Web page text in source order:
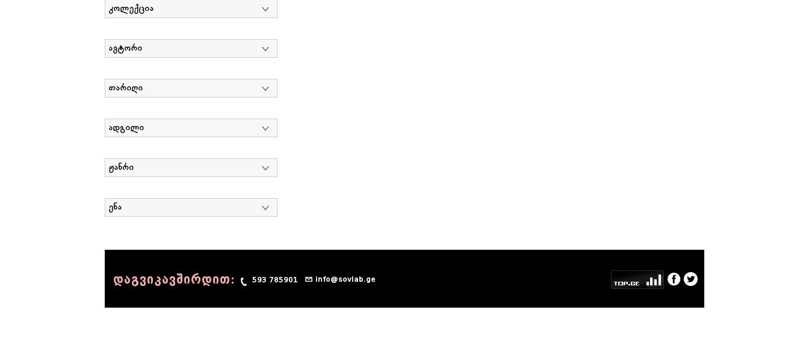
კოლექცია
ავტორი
თარიღი
ადგილი
ჟანრი
ენა
დაგვიკავშირდით: 593 785901 info@sovlab.ge